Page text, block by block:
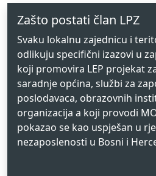
Zašto postati član LPZ
Svaku lokalnu zajednicu i
odlikuju specifični izazovi u
koji promovira LEP projekat
saradnje općina, službi za
poslodavaca, obrazovnih
organizacija a koji provodi
pokazao se kao uspješan u
nezaposlenosti u Bosni i